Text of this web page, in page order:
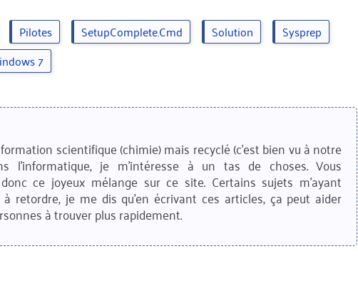
Pilotes SetupComplete.cmd Solution
Sysprep
7
scientifique (chimie) mais recyclé (c'est bien vu à notre
l'informatique, je m'intéresse à un tas de choses. Vous
ce joyeux mélange sur ce site. Certains sujets m'ayant
retordre, je me dis qu'en écrivant ces articles, ça peut aider
à trouver plus rapidement.